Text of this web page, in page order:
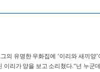
의 유명한 우화집에 ‘이리와 새끼양
리가 양을 보고 소리쳤다.“넌 누군